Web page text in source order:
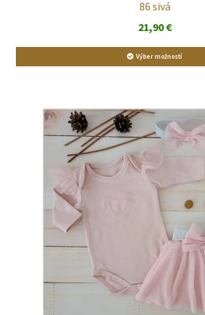
86 sivá
21,90€
Výber možností